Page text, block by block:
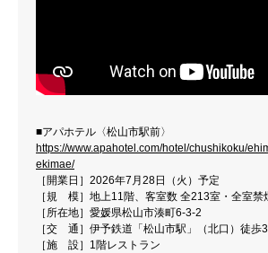
■アパホテル〈松山市駅前〉
https://www.apahotel.com/hotel/chushikoku/
ekimae/
［開業日］2026年7月28日（火）予定
［規 模］地上11階、客室数 全213室・全室禁
［所在地］愛媛県松山市湊町6-3-2
［交 通］伊予鉄道「松山市駅」（北口）徒歩
［施 設］1階レストラン